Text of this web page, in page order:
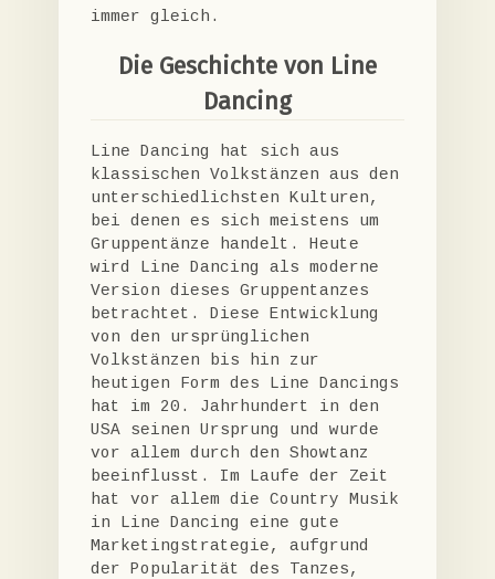
immer gleich.
Die Geschichte von Line
Dancing
Line Dancing hat sich aus
klassischen Volkstänzen aus den
unterschiedlichsten Kulturen,
bei denen es sich meistens um
Gruppentänze handelt. Heute
wird Line Dancing als moderne
Version dieses Gruppentanzes
betrachtet. Diese Entwicklung
von den ursprünglichen
Volkstänzen bis hin zur
heutigen Form des Line Dancings
hat im 20. Jahrhundert in den
USA seinen Ursprung und wurde
vor allem durch den Showtanz
beeinflusst. Im Laufe der Zeit
hat vor allem die Country Musik
in Line Dancing eine gute
Marketingstrategie, aufgrund
der Popularität des Tanzes,